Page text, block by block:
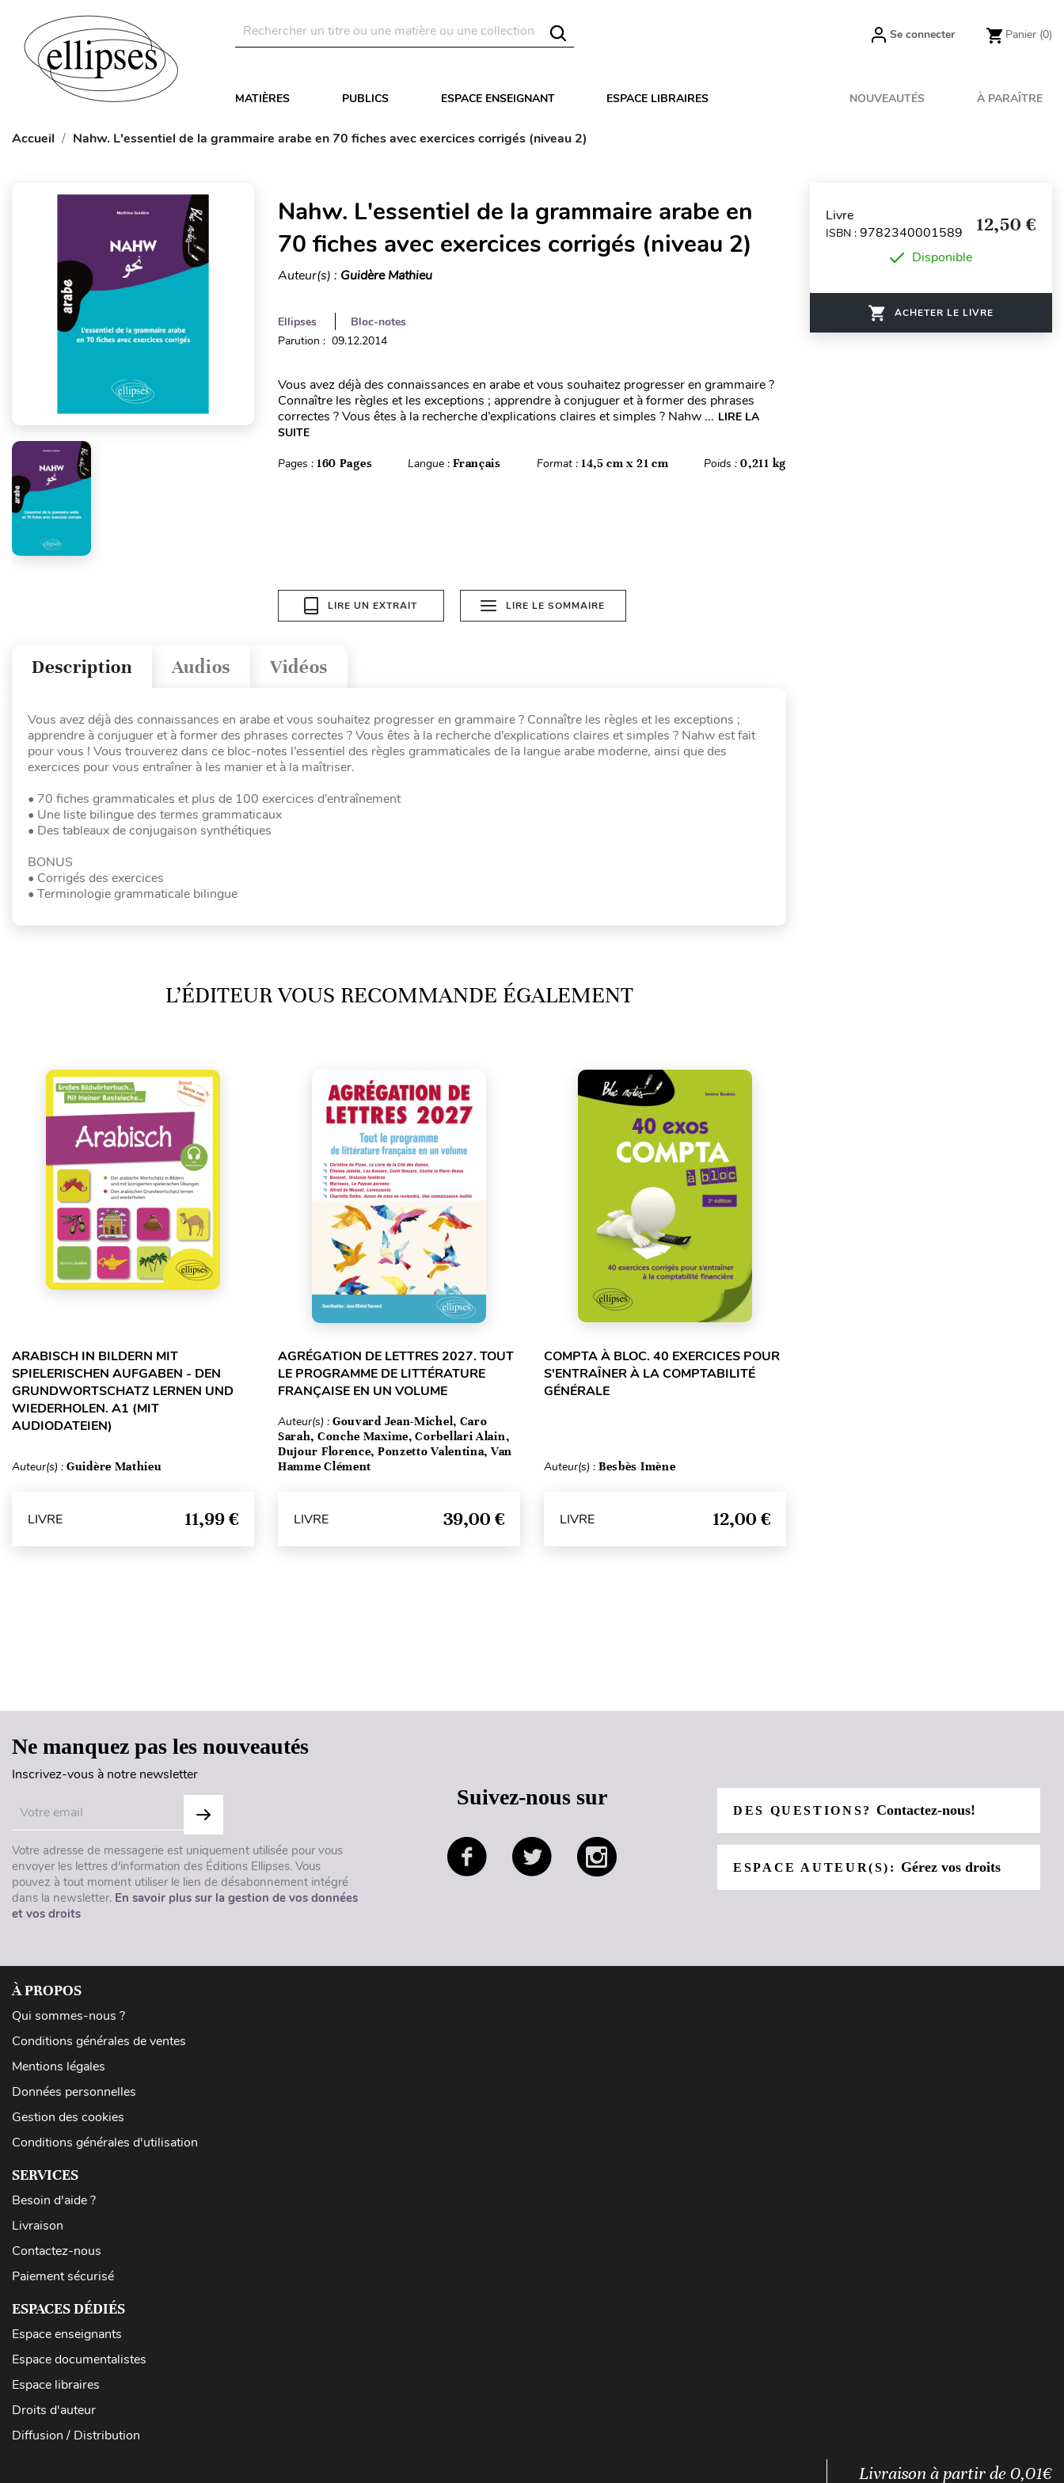
Se connecter Panier (0)
MATIÈRES PUBLICS ESPACE ENSEIGNANT ESPACE LIBRAIRES NOUVEAUTÉS À PARAÎTRE
Accueil Nahw. L'essentiel de la grammaire arabe en 70 fiches avec exercices corrigés (niveau 2)
Nahw. L'essentiel de la grammaire arabe en
70 fiches avec exercices corrigés (niveau 2)
Auteur(s) : Guidère Mathieu
Ellipses
Bloc-notes
Parution : 09.12.2014
Vous avez déjà des connaissances en arabe et vous souhaitez progresser en grammaire ?
Connaître les règles et les exceptions ; apprendre à conjuguer et à former des phrases
correctes ? Vous êtes à la recherche d’explications claires et simples ? Nahw ... LIRE LA
SUITE
Pages : 160 Pages Langue :Français Format : 14,5 cm x 21 cm Poids :0,211 kg
LIRE UN EXTRAIT LIRE LE SOMMAIRE
Vidéos
Audios
Description
Vous avez déjà des connaissances en arabe et vous souhaitez progresser en grammaire ? Connaître les règles et les exceptions ;
apprendre à conjuguer et à former des phrases correctes ? Vous êtes à la recherche d’explications claires et simples ? Nahw est fait
pour vous ! Vous trouverez dans ce bloc-notes l’essentiel des règles grammaticales de la langue arabe moderne, ainsi que des
exercices pour vous entraîner à les manier et à la maîtriser.
• 70 fiches grammaticales et plus de 100 exercices d’entraînement
• Une liste bilingue des termes grammaticaux
• Des tableaux de conjugaison synthétiques
BONUS
• Corrigés des exercices
• Terminologie grammaticale bilingue
L’ÉDITEUR VOUS RECOMMANDE ÉGALEMENT
ARABISCH IN BILDERN MIT
SPIELERISCHEN AUFGABEN - DEN
GRUNDWORTSCHATZ LERNEN UND
WIEDERHOLEN. A1 (MIT
AUDIODATEIEN)
Auteur(s) : Guidère Mathieu
LIVRE 11,99 €
AGRÉGATION DE LETTRES 2027. TOUT
LE PROGRAMME DE LITTÉRATURE
FRANÇAISE EN UN VOLUME
Auteur(s) : Gouvard Jean-Michel, Caro
Sarah, Conche Maxime, Corbellari Alain,
Dujour Florence, Ponzetto Valentina, Van
Hamme Clément
LIVRE 39,00 €
COMPTA À BLOC. 40 EXERCICES POUR
S'ENTRAÎNER À LA COMPTABILITÉ
GÉNÉRALE
Auteur(s) : Besbès Imène
LIVRE 12,00 €
Livre
ISBN : 9782340001589 12,50 €
Disponible
ACHETER LE LIVRE
Ne manquez pas les nouveautés
Inscrivez-vous à notre newsletter
Votre adresse de messagerie est uniquement utilisée pour vous
envoyer les lettres d'information des Éditions Ellipses. Vous
pouvez à tout moment utiliser le lien de désabonnement intégré
dans la newsletter. En savoir plus sur la gestion de vos données
et vos droits
Suivez-nous sur
DES QUESTIONS?Contactez-nous!
ESPACE AUTEUR(S): Gérez vos droits
À PROPOS
Qui sommes-nous ?
Conditions générales de ventes
Mentions légales
Données personnelles
Gestion des cookies
Conditions générales d'utilisation
SERVICES
Besoin d'aide ?
Livraison
Contactez-nous
Paiement sécurisé
ESPACES DÉDIÉS
Espace enseignants
Espace documentalistes
Espace libraires
Droits d'auteur
Diffusion / Distribution
Livraison à partir de 0,01€